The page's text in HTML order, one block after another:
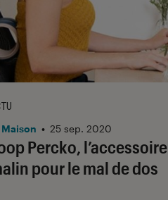
Percko, l’accessoire
pour le mal de dos
Maison • 25 sep. 2020